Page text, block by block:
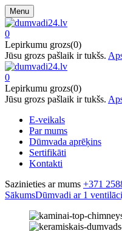
Menu
0
Lepirkumu grozs(0)
Jūsu grozs pašlaik ir tukšs.
0
Lepirkumu grozs(0)
Jūsu grozs pašlaik ir tukšs.
E-veikals
Par mums
Dūmvada aprēķins
Sertifikāti
Kontakti
Sazinieties ar mums +371
SākumsDūmvadi ar 1